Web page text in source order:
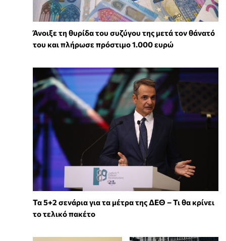
Άνοιξε τη θυρίδα του συζύγου της μετά τον θάνατό
του και πλήρωσε πρόστιμο 1.000 ευρώ
Τα 5+2 σενάρια για τα μέτρα της ΔΕΘ – Τι θα κρίνει
το τελικό πακέτο